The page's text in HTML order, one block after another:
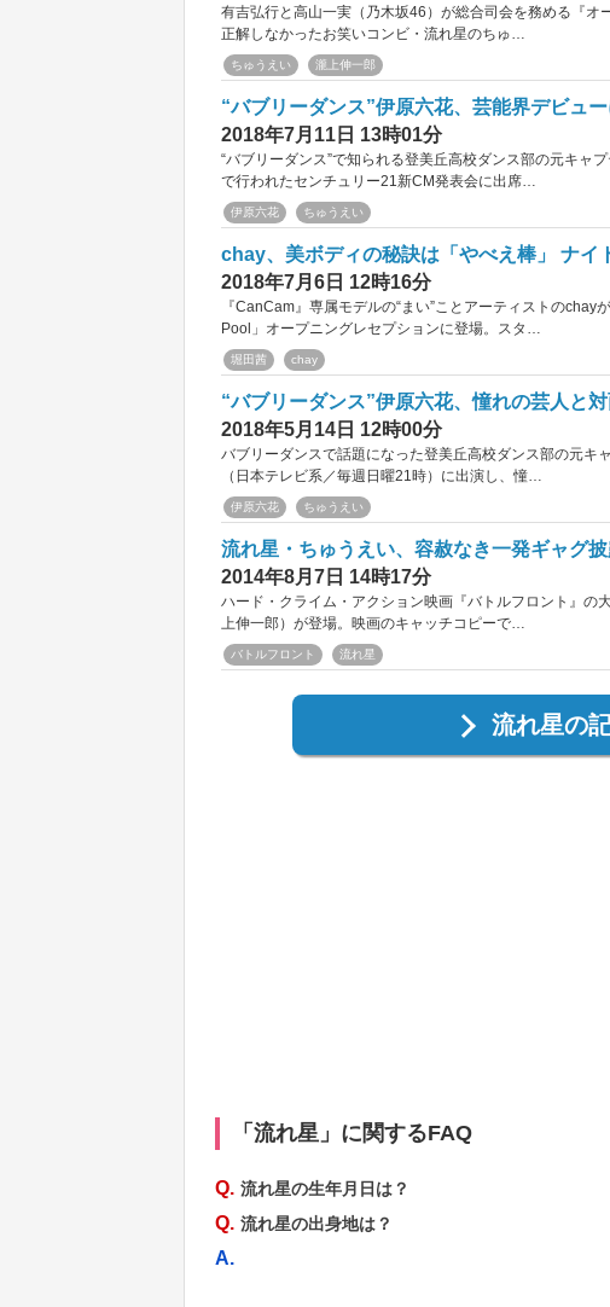
有吉弘行と高山一実（乃木坂46）が総合司会を務める『オ
正解しなかったお笑いコンビ・流れ星のちゅ…
ちゅうえい 瀧上伸一郎
“バブリーダンス”伊原六花、芸能界デビュ
2018年7月11日 13時01分
“バブリーダンス”で知られる登美丘高校ダンス部の元キャ
で行われたセンチュリー21新CM発表会に出席…
伊原六花 ちゅうえい
chay、美ボディの秘訣は「やべえ棒」 ナイ
2018年7月6日 12時16分
『CanCam』専属モデルの“まい”ことアーティストの
Pool」オープニングレセプションに登場。スタ…
堀田茜 chay
“バブリーダンス”伊原六花、憧れの芸人と
2018年5月14日 12時00分
バブリーダンスで話題になった登美丘高校ダンス部の元キ
（日本テレビ系／毎週日曜21時）に出演し、憧…
伊原六花 ちゅうえい
流れ星・ちゅうえい、容赦なき一発ギャグ
2014年8月7日 14時17分
ハード・クライム・アクション映画『バトルフロント』の
上伸一郎）が登場。映画のキャッチコピーで…
バトルフロント 流れ星
流れ星の
「流れ星」に関するFAQ
Q. 流れ星の生年月日は？
Q. 流れ星の出身地は？
A.